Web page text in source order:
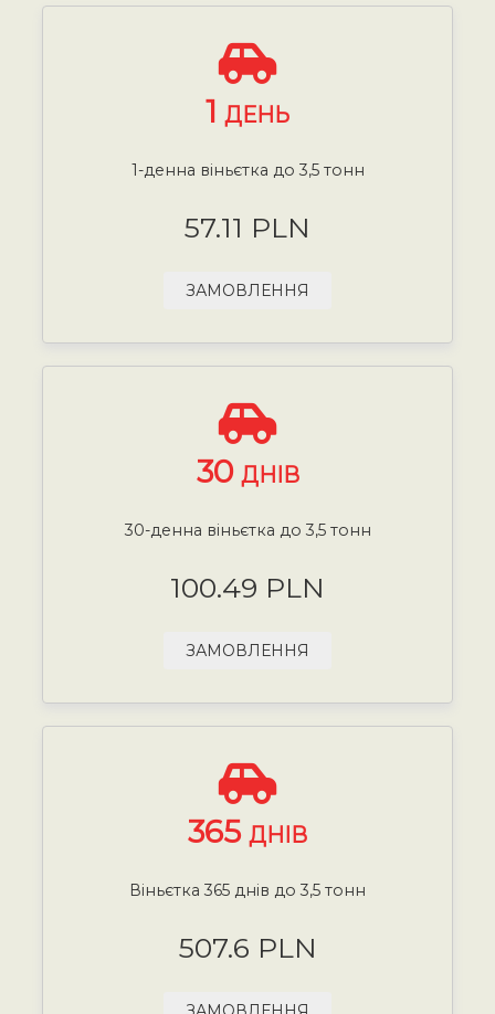
1 ДЕНЬ
1-денна віньєтка до 3,5 тонн
57.11 PLN
ЗАМОВЛЕННЯ
30 ДНІВ
30-денна віньєтка до 3,5 тонн
100.49 PLN
ЗАМОВЛЕННЯ
365 ДНІВ
Віньєтка 365 днів до 3,5 тонн
507.6 PLN